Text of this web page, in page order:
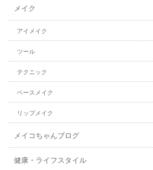
メイク
アイメイク
ツール
テクニック
ベースメイク
リップメイク
メイコちゃんブログ
健康・ライフスタイル